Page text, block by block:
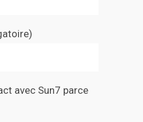
avec Sun7 parce